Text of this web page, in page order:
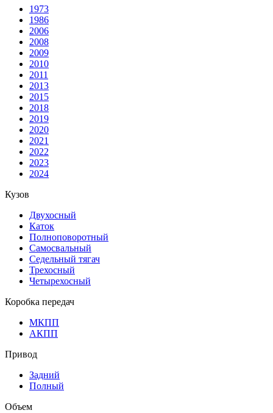
1973
1986
2006
2008
2009
2010
2011
2013
2015
2018
2019
2020
2021
2022
2023
2024
Кузов
Двухосный
Каток
Полноповоротный
Самосвальный
Седельный тягач
Трехосный
Четырехосный
Коробка передач
МКПП
АКПП
Привод
Задний
Полный
Объем